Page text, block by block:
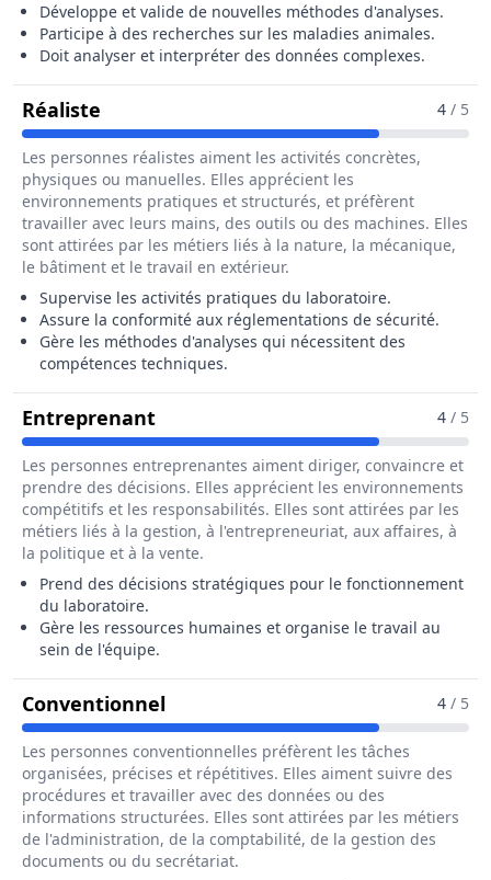
Développe et valide de nouvelles méthodes d'analyses.
Participe à des recherches sur les maladies animales.
Doit analyser et interpréter des données complexes.
Réaliste Pour Le Métier De Directeur / 4 / 5
Les personnes réalistes aiment les activités concrètes,
physiques ou manuelles. Elles apprécient les
environnements pratiques et structurés, et préfèrent
travailler avec leurs mains, des outils ou des machines. Elles
sont attirées par les métiers liés à la nature, la mécanique,
le bâtiment et le travail en extérieur.
Supervise les activités pratiques du laboratoire.
Assure la conformité aux réglementations de sécurité.
Gère les méthodes d'analyses qui nécessitent des
compétences techniques.
EntreprenantPour Le Métier De Directeur /4 / 5
Les personnes entreprenantes aiment diriger, convaincre et
prendre des décisions. Elles apprécient les environnements
compétitifs et les responsabilités. Elles sont attirées par les
métiers liés à la gestion, à l'entrepreneuriat, aux affaires, à
la politique et à la vente.
Prend des décisions stratégiques pour le fonctionnement
du laboratoire.
Gère les ressources humaines et organise le travail au
sein de l'équipe.
ConventionnelPour Le Métier De Directeur /
4 / 5
Les personnes conventionnelles préfèrent les tâches
organisées, précises et répétitives. Elles aiment suivre des
procédures et travailler avec des données ou des
informations structurées. Elles sont attirées par les métiers
de l'administration, de la comptabilité, de la gestion des
documents ou du secrétariat.